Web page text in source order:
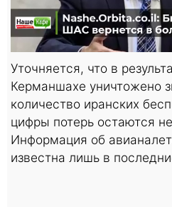
Уточняется, что в
Керманшахе уничтожено
количество иранских
цифры потерь остаются
Информация об
известна лишь в